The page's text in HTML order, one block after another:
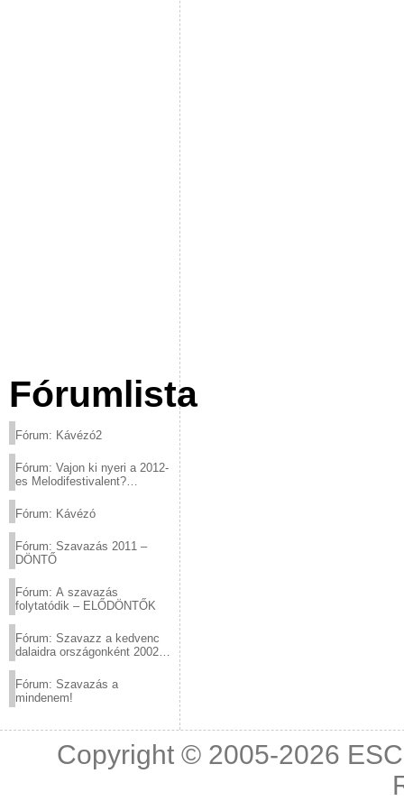
Fórumlista
Fórum: Kávézó2
Fórum: Vajon ki nyeri a 2012-
es Melodifestivalent?
Fórum: Kávézó
Fórum: Szavazás 2011 –
DÖNTŐ
Fórum: A szavazás
folytatódik – ELŐDÖNTŐK
Fórum: Szavazz a kedvenc
dalaidra országonként 2002
Fórum: Szavazás a
mindenem!
Copyright © 2005-2026